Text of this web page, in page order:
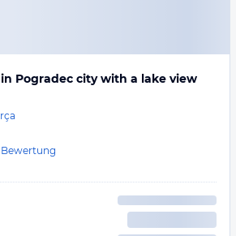
Pogradec city with a lake view
Bewertung